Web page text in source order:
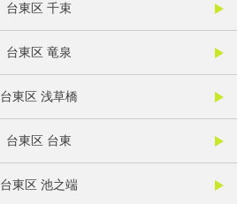
台東区 千束
台東区 竜泉
台東区 浅草橋
台東区 台東
台東区 池之端